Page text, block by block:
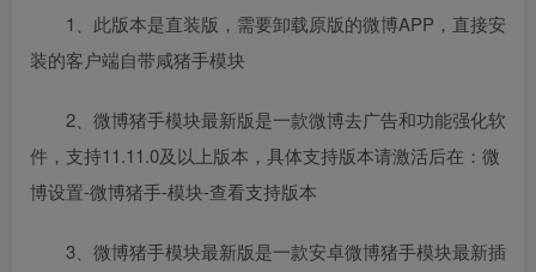
1、此版本是直装版，需要卸载原版的微博APP，直接安
装的客户端自带咸猪手模块
2、微博猪手模块最新版是一款微博去广告和功能强化软
件，支持11.11.0及以上版本，具体支持版本请激活后在：微
博设置-微博猪手-模块-查看支持版本
3、微博猪手模块最新版是一款安卓微博猪手模块最新插